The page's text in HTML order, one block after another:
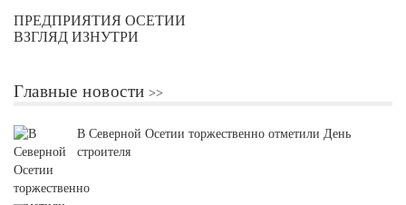
ПРЕДПРИЯТИЯ ОСЕТИИ
ВЗГЛЯД ИЗНУТРИ
Главные новости
В Северной Осетии торжественно отметили День
строителя